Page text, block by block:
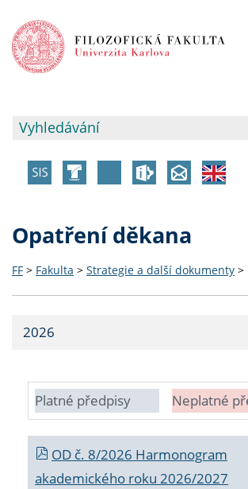
Opatření děkana
FF > Fakulta > Strategie a další dokumenty >
2026
Platné předpisy Neplatné
OD č. 8/2026 Harmonogram
akademického roku 2026/2027